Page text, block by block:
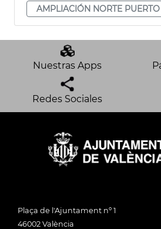
AMPLIACIÓN NORTE PUERTO
Nuestras Apps
Redes Sociales
Plaça de l'Ajuntament nº 1
46002 València